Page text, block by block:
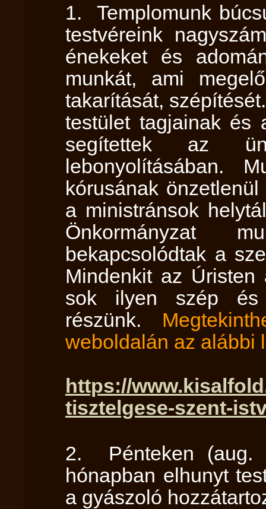
1. Templomunk
testvéreink
énekeket és
munkát, ami
takarítását,
testület tagjainak és
segítettek az
lebonyolításában.
kórusának
a ministránsok
Önkormányzat
bekapcsolódtak a
Mindenkit az
sok ilyen szép és
részünk.
weboldalán az alábbi
https://
tisztelgese-szent-
2. Pénteken (aug.
hónapban elhunyt
a gyászoló